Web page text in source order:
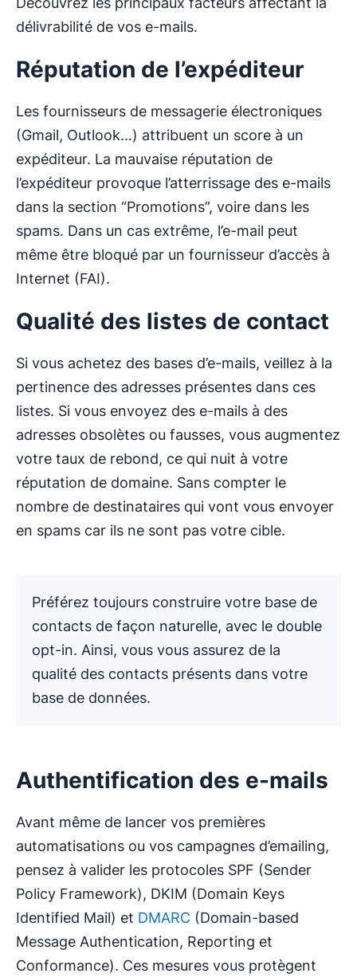
délivrabilité de vos e-mails.
Réputation de l’expéditeur
Les fournisseurs de messagerie électroniques
(Gmail, Outlook…) attribuent un score à un
expéditeur. La mauvaise réputation de
l’expéditeur provoque l’atterrissage des e-mails
dans la section “Promotions”, voire dans les
spams. Dans un cas extrême, l’e-mail peut
même être bloqué par un fournisseur d’accès à
Internet (FAI).
Qualité des listes de contact
Si vous achetez des bases d’e-mails, veillez à la
pertinence des adresses présentes dans ces
listes. Si vous envoyez des e-mails à des
adresses obsolètes ou fausses, vous augmentez
votre taux de rebond, ce qui nuit à votre
réputation de domaine. Sans compter le
nombre de destinataires qui vont vous envoyer
en spams car ils ne sont pas votre cible.
Préférez toujours construire votre base de
contacts de façon naturelle, avec le double
opt-in. Ainsi, vous vous assurez de la
qualité des contacts présents dans votre
base de données.
Authentification des e-mails
Avant même de lancer vos premières
automatisations ou vos campagnes d’emailing,
pensez à valider les protocoles SPF (Sender
Policy Framework), DKIM (Domain Keys
Identified Mail) et DMARC (Domain-based
Message Authentication, Reporting et
Conformance). Ces mesures vous protègent